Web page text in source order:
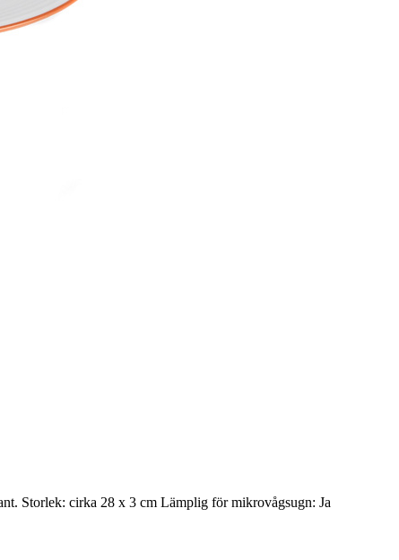
Storlek: cirka 28 x 3 cm Lämplig för mikrovågsugn: Ja